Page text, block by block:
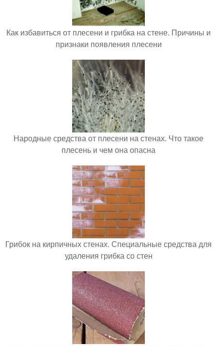
Как избавиться от плесени и грибка на стене. Причины и
признаки появления плесени
Народные средства от плесени на стенах. Что такое
плесень и чем она опасна
Грибок на кирпичных стенах. Специальные средства для
удаления грибка со стен